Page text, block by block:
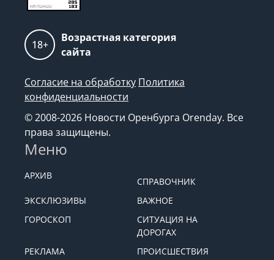
18+
Возрастная категория
сайта
Согласие на обработку Политика
конфиденциальности
© 2008-2026 Новости Оренбурга Orenday. Все
права защищены.
Меню
АРХИВ
СПРАВОЧНИК
ЭКСКЛЮЗИВЫ
ВАЖНОЕ
ГОРОСКОП
СИТУАЦИЯ НА
ДОРОГАХ
РЕКЛАМА
ПРОИСШЕСТВИЯ